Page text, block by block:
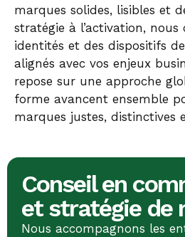
marques solides, lisibles et
stratégie à l’activation, nous
identités et des dispositifs
alignés avec vos enjeux
repose sur une approche
forme avancent ensemble
marques justes, distinctives
Conseil en
et stratégie de
Nous accompagnons les